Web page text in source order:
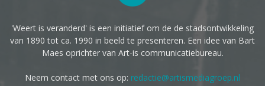
'Weert is veranderd' is een initiatief om de de stadsontwikkeling
van 1890 tot ca. 1990 in beeld te presenteren. Een idee van Bart
Maes oprichter van Art-is communicatiebureau.
Neem contact met ons op: redactie@artismediagroep.nl